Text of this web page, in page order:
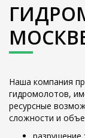
Наша компания
гидромолотов,
ресурсные
сложности и